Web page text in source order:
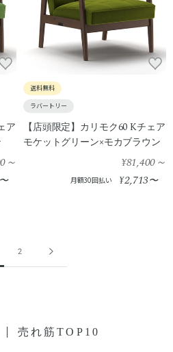
ア
～
〜
送料無料
ラバートリー
【店頭限定】カリモク60 Kチェア
モケットグリーン×モカブラウン
¥81,400～
月額30回払い ¥2,713〜
2
売れ筋TOP10